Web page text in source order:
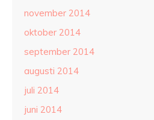
november 2014
oktober 2014
september 2014
augusti 2014
juli 2014
juni 2014